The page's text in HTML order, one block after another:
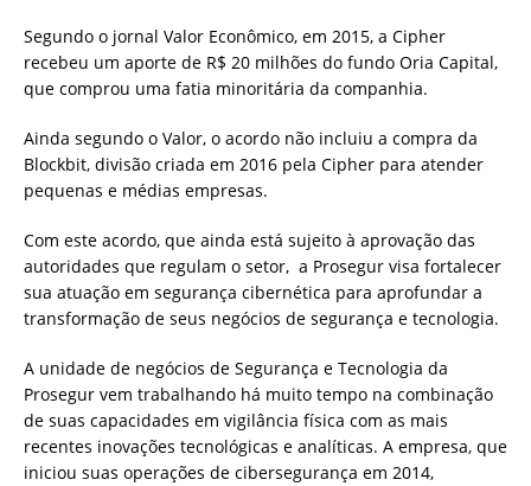
Segundo o jornal Valor Econômico, em 2015, a Cipher
recebeu um aporte de R$ 20 milhões do fundo Oria Capital,
que comprou uma fatia minoritária da companhia.
Ainda segundo o Valor, o acordo não incluiu a compra da
Blockbit, divisão criada em 2016 pela Cipher para atender
pequenas e médias empresas.
Com este acordo, que ainda está sujeito à aprovação das
autoridades que regulam o setor, a Prosegur visa fortalecer
sua atuação em segurança cibernética para aprofundar a
transformação de seus negócios de segurança e tecnologia.
A unidade de negócios de Segurança e Tecnologia da
Prosegur vem trabalhando há muito tempo na combinação
de suas capacidades em vigilância física com as mais
recentes inovações tecnológicas e analíticas. A empresa, que
iniciou suas operações de cibersegurança em 2014,